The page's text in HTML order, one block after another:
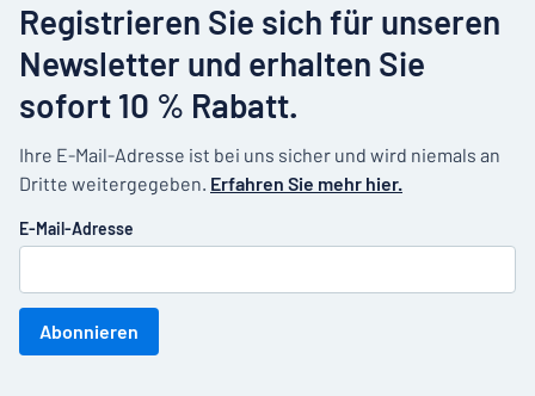
Registrieren Sie sich für unseren
Newsletter und erhalten Sie
sofort 10 % Rabatt.
Ihre E-Mail-Adresse ist bei uns sicher und wird niemals an
Dritte weitergegeben. Erfahren Sie mehr hier.
E-Mail-Adresse
Abonnieren